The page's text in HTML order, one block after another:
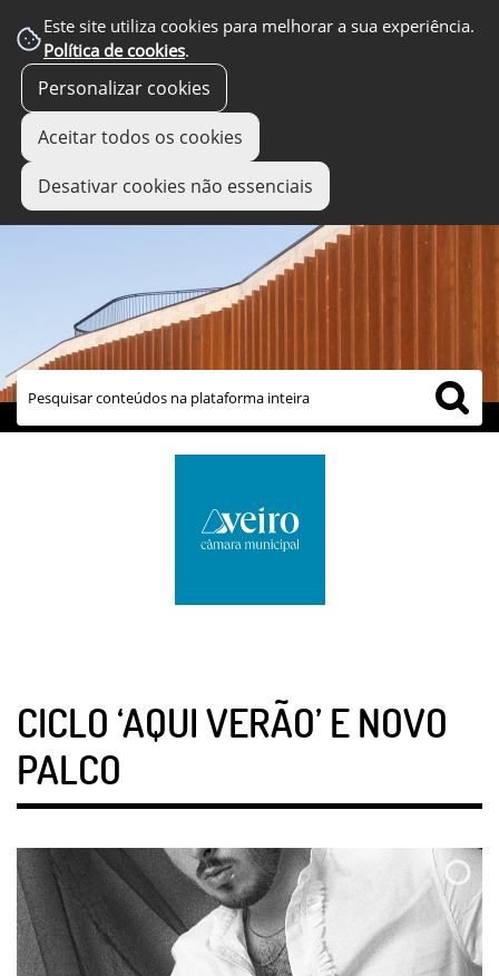
Este site utiliza cookies para melhorar a sua experiência.
Política de cookies.
Personalizar cookies
Aceitar todos os cookies
Desativar cookies não essenciais
links úteis
CICLO ‘AQUI VERÃO’ E NOVO
PALCO